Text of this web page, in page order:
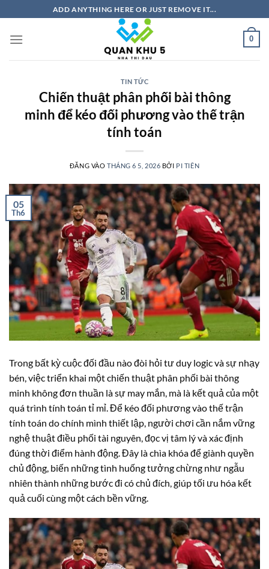
qua
nội
ADD ANYTHING HERE OR JUST REMOVE IT...
0
TIN TỨC
Chiến thuật phân phối bài thông
minh để kéo đối phương vào thế trận
tính toán
ĐĂNG VÀO THÁNG 6 5, 2026 BỞI PI TIÊN
05
Th6
Trong bất kỳ cuộc đối đầu nào đòi hỏi tư duy logic và sự nhạy
bén, việc triển khai một chiến thuật phân phối bài thông
minh không đơn thuần là sự may mắn, mà là kết quả của một
quá trình tính toán tỉ mỉ. Để kéo đối phương vào thế trận
tính toán do chính mình thiết lập, người chơi cần nắm vững
nghệ thuật điều phối tài nguyên, đọc vị tâm lý và xác định
đúng thời điểm hành động. Đây là chìa khóa để giành quyền
chủ động, biến những tình huống tưởng chừng như ngẫu
nhiên thành những bước đi có chủ đích, giúp tối ưu hóa kết
quả cuối cùng một cách bền vững.